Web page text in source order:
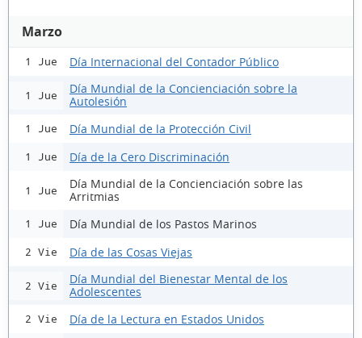
Marzo
1 Jue Día Internacional del Contador Público
1 Jue
Día Mundial de la Concienciación sobre la
Autolesión
1 Jue Día Mundial de la Protección Civil
1 Jue Día de la Cero Discriminación
1 Jue
Día Mundial de la Concienciación sobre las
Arritmias
1 Jue Día Mundial de los Pastos Marinos
2 Vie Día de las Cosas Viejas
2 Vie
Día Mundial del Bienestar Mental de los
Adolescentes
2 Vie Día de la Lectura en Estados Unidos